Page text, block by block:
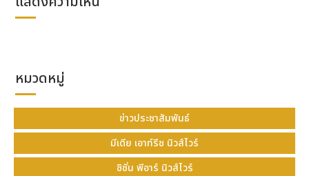
มื้ออาหาร แนะนำให้ทุกคนลองสังเกตตัวเอง เพราะหากพบ
วินิจฉัยและรับคำแนะนำที่ถูกต้อง
หมวดหมู่
ข่าวประชาสัมพันธ์
มีเดีย เอาท์รีช นิวส์ไวร์
ซิชั่น พีอาร์ นิวส์ไวร์